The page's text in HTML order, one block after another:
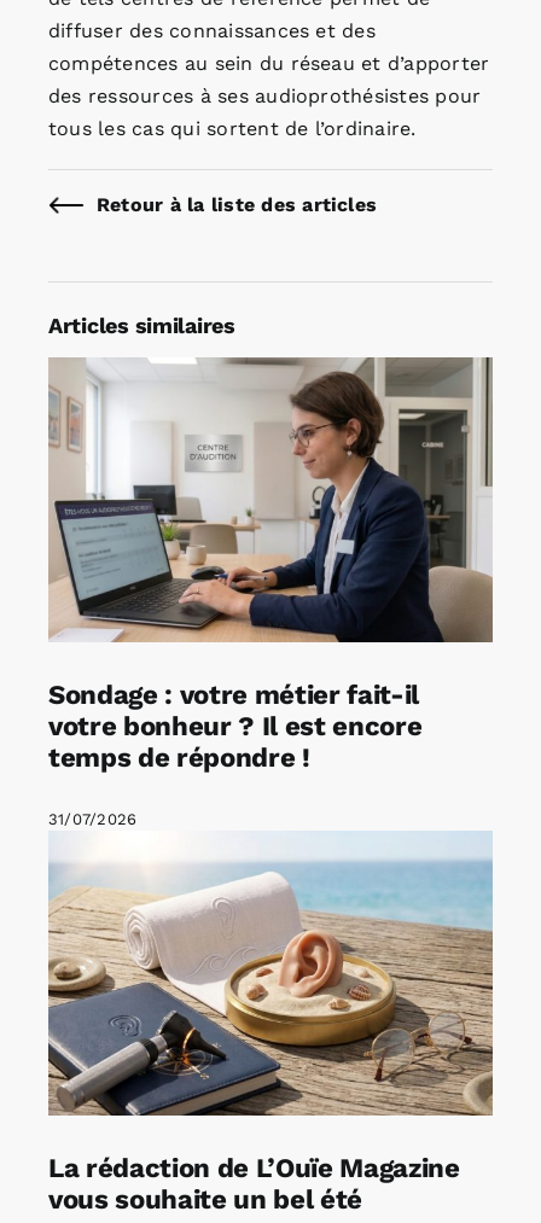
diffuser des connaissances et des
compétences au sein du réseau et d’apporter
des ressources à ses audioprothésistes pour
tous les cas qui sortent de l’ordinaire.
Retour à la liste des articles
Articles similaires
Sondage : votre métier fait-il
votre bonheur ? Il est encore
temps de répondre !
31/07/2026
La rédaction de L’Ouïe Magazine
vous souhaite un bel été